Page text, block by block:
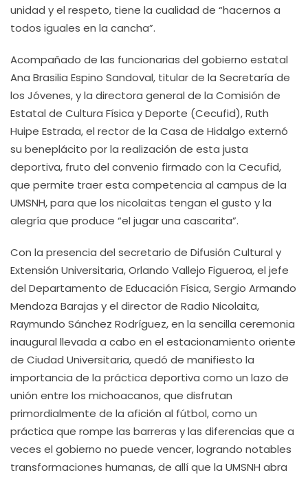
unidad y el respeto, tiene la cualidad de “hacernos a
todos iguales en la cancha”.
Acompañado de las funcionarias del gobierno estatal
Ana Brasilia Espino Sandoval, titular de la Secretaría de
los Jóvenes, y la directora general de la Comisión de
Estatal de Cultura Física y Deporte (Cecufid), Ruth
Huipe Estrada, el rector de la Casa de Hidalgo externó
su beneplácito por la realización de esta justa
deportiva, fruto del convenio firmado con la Cecufid,
que permite traer esta competencia al campus de la
UMSNH, para que los nicolaitas tengan el gusto y la
alegría que produce “el jugar una cascarita”.
Con la presencia del secretario de Difusión Cultural y
Extensión Universitaria, Orlando Vallejo Figueroa, el jefe
del Departamento de Educación Física, Sergio Armando
Mendoza Barajas y el director de Radio Nicolaita,
Raymundo Sánchez Rodríguez, en la sencilla ceremonia
inaugural llevada a cabo en el estacionamiento oriente
de Ciudad Universitaria, quedó de manifiesto la
importancia de la práctica deportiva como un lazo de
unión entre los michoacanos, que disfrutan
primordialmente de la afición al fútbol, como un
práctica que rompe las barreras y las diferencias que a
veces el gobierno no puede vencer, logrando notables
transformaciones humanas, de allí que la UMSNH abra